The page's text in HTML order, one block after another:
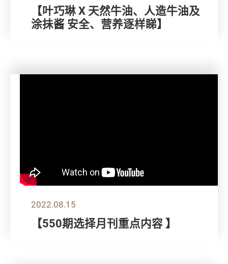
【叶巧琳 X 天然牛油、人造牛油及
涂抺酱 安全、营养逐样睇】
2022.08.15
【550期选择月刊重点内容 】